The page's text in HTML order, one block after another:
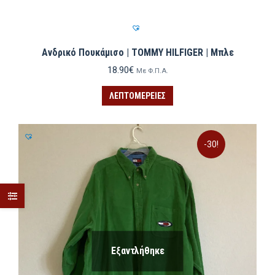
Ανδρικό Πουκάμισο | TOMMY HILFIGER | Μπλε
18.90€ Με Φ.Π.Α.
ΛΕΠΤΟΜΈΡΕΙΕΣ
-30!
Εξαντλήθηκε